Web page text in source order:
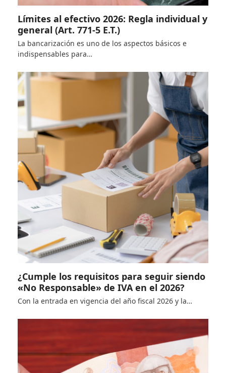
Límites al efectivo 2026: Regla individual y
general (Art. 771-5 E.T.)
La bancarización es uno de los aspectos básicos e
indispensables para…
¿Cumple los requisitos para seguir siendo
«No Responsable» de IVA en el 2026?
Con la entrada en vigencia del año fiscal 2026 y la…